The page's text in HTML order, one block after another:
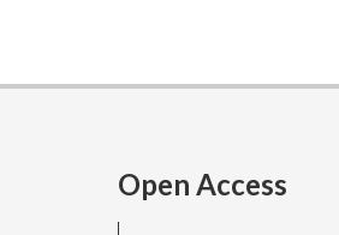
Open Access